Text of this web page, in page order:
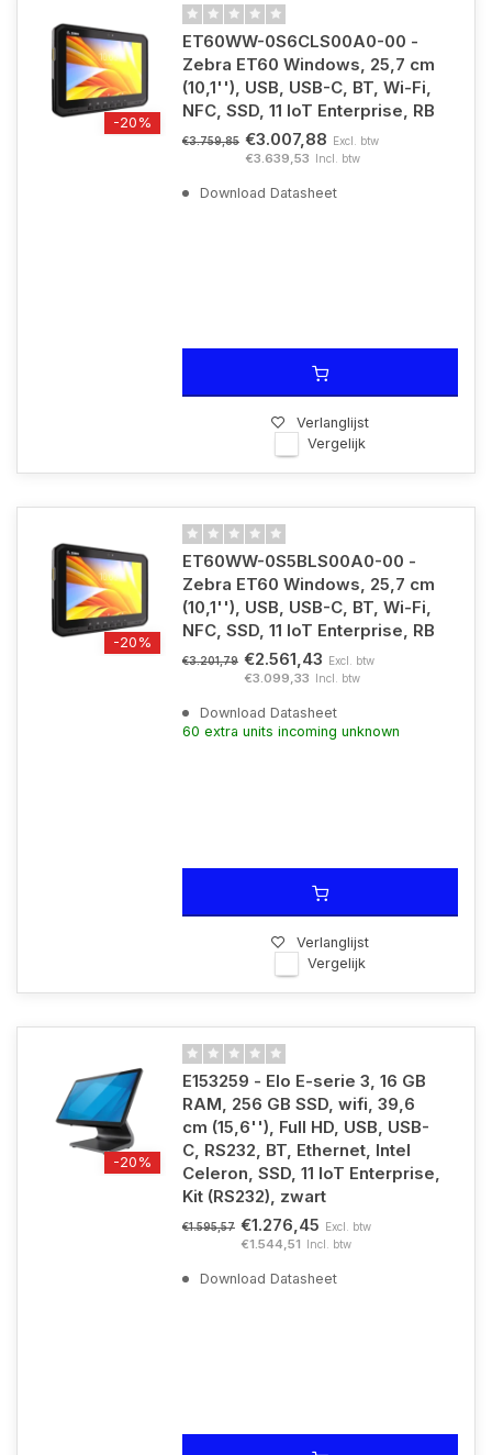
-20%
ET60WW-0S6CLS00A0-00 -
Zebra ET60 Windows, 25,7 cm
(10,1''), USB, USB-C, BT, Wi-Fi,
NFC, SSD, 11 IoT Enterprise, RB
€3.759,85 €3.007,88 Excl. btw
€3.639,53 Incl. btw
Download Datasheet
Verlanglijst
Vergelijk
-20%
ET60WW-0S5BLS00A0-00 -
Zebra ET60 Windows, 25,7 cm
(10,1''), USB, USB-C, BT, Wi-Fi,
NFC, SSD, 11 IoT Enterprise, RB
€3.201,79 €2.561,43 Excl. btw
€3.099,33 Incl. btw
Download Datasheet
60 extra units incoming unknown
Verlanglijst
Vergelijk
-20%
E153259 - Elo E-serie 3, 16 GB
RAM, 256 GB SSD, wifi, 39,6
cm (15,6''), Full HD, USB, USB-
C, RS232, BT, Ethernet, Intel
Celeron, SSD, 11 IoT Enterprise,
Kit (RS232), zwart
€1.595,57 €1.276,45 Excl. btw
€1.544,51 Incl. btw
Download Datasheet